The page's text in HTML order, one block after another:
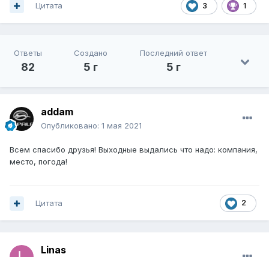
3 1
Цитата
Ответы
82
Создано
5 г
Последний ответ
5 г
addam
Опубликовано: 1 мая 2021
Всем спасибо друзья! Выходные выдались что надо: компания,
место, погода!
2
Цитата
Linas